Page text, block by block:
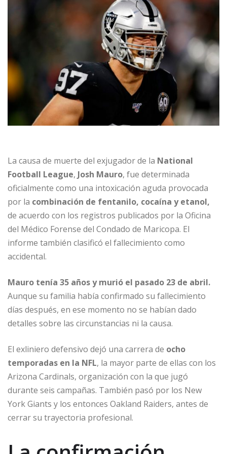
La causa de muerte del exjugador de la National
Football League, Josh Mauro, fue determinada
oficialmente como una intoxicación aguda provocada
por la combinación de fentanilo, cocaína y etanol,
de acuerdo con los registros publicados por la Oficina
del Médico Forense del Condado de Maricopa. El
informe también clasificó el fallecimiento como
accidental.
Mauro tenía 35 años y murió el pasado 23 de abril.
Aunque su familia había confirmado su fallecimiento
días después, en ese momento no se habían dado
detalles sobre las circunstancias ni la causa.
El exliniero defensivo dejó una carrera de ocho
temporadas en la NFL, la mayor parte de ellas con los
Arizona Cardinals, organización con la que jugó
durante seis campañas. También pasó por los New
York Giants y los entonces Oakland Raiders, antes de
cerrar su trayectoria profesional.